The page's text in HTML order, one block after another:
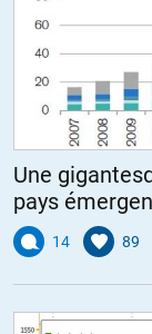
Une
pays
14 89